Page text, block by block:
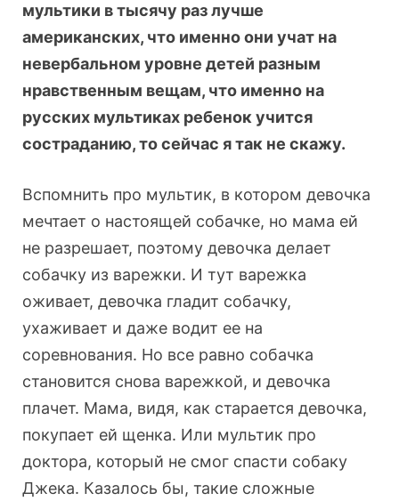
мультики в тысячу раз лучше
американских, что именно они учат на
невербальном уровне детей разным
нравственным вещам, что именно на
русских мультиках ребенок учится
состраданию, то сейчас я так не скажу.
Вспомнить про мультик, в котором девочка
мечтает о настоящей собачке, но мама ей
не разрешает, поэтому девочка делает
собачку из варежки. И тут варежка
оживает, девочка гладит собачку,
ухаживает и даже водит ее на
соревнования. Но все равно собачка
становится снова варежкой, и девочка
плачет. Мама, видя, как старается девочка,
покупает ей щенка. Или мультик про
доктора, который не смог спасти собаку
Джека. Казалось бы, такие сложные